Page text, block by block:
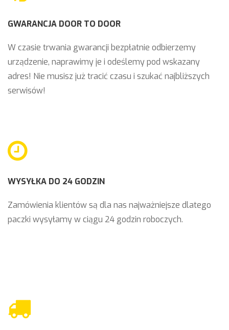
GWARANCJA DOOR TO DOOR
W czasie trwania gwarancji bezpłatnie odbierzemy
urządzenie, naprawimy je i odeślemy pod wskazany
adres! Nie musisz już tracić czasu i szukać najbliższych
serwisów!
WYSYŁKA DO 24 GODZIN
Zamówienia klientów są dla nas najważniejsze dlatego
paczki wysyłamy w ciągu 24 godzin roboczych.